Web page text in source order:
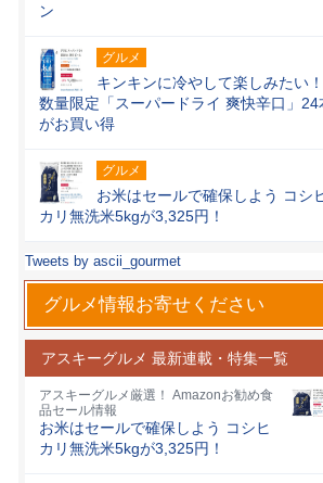
ン
グルメ
キンキンに冷やして楽しみたい！
数量限定「スーパードライ 爽快辛口」24
がお買い得
グルメ
お米はセールで確保しよう コシ
カリ無洗米5kgが3,325円！
Tweets by ascii_gourmet
グルメ情報お寄せください
アスキーグルメ 最新連載・特集一覧
アスキーグルメ厳選！ Amazonお勧め食
品セール情報
お米はセールで確保しよう コシヒ
カリ無洗米5kgが3,325円！